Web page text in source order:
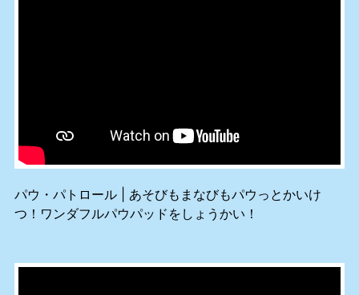
パウ・パトロール | あそびもまなびもパウっとかいけ
つ！ワンダフルパウパッドをしょうかい！